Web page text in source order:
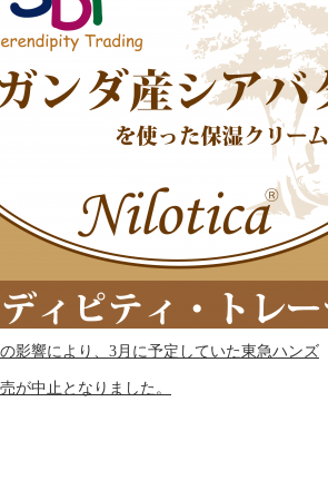
影響により、3月に予定していた東急ハンズ
が中止となりました。